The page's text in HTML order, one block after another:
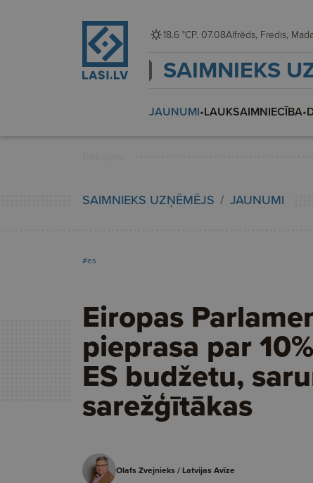
18.6 °CP. 07.08 Alfrēds,
SAIMNIEKS
JAUNUMI•LAUKSAIMNIECĪBA•
SAIMNIEKS UZŅĒMĒJS JAUNUMI
#es
Eiropas
pieprasa par
ES budžetu,
sarežģītākas
Olafs Zvejnieks / Latvijas Avīze